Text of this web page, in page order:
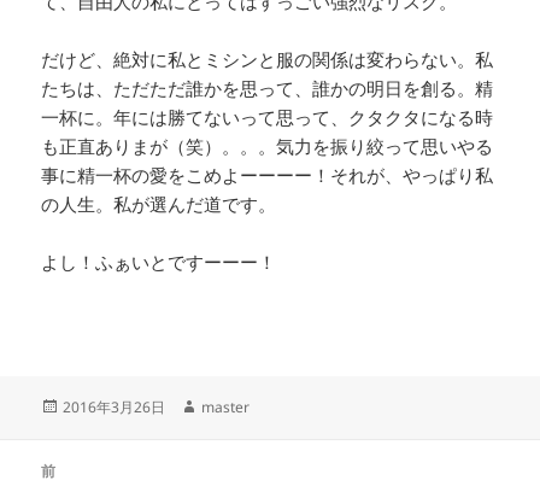
だけど、絶対に私とミシンと服の関係は変わらない。私
たちは、ただただ誰かを思って、誰かの明日を創る。精
一杯に。年には勝てないって思って、クタクタになる時
も正直ありまが（笑）。。。気力を振り絞って思いやる
事に精一杯の愛をこめよーーーー！それが、やっぱり私
の人生。私が選んだ道です。
よし！ふぁいとですーーー！
投
2016年3月26日
作
master
前